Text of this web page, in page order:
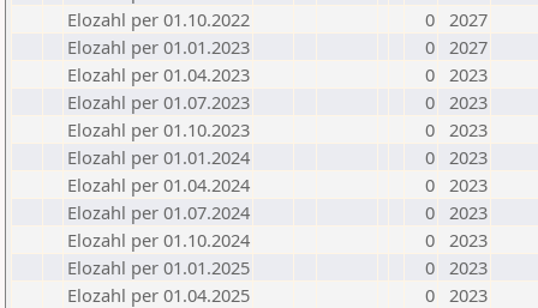
Elozahl per 01.10.2022
0 2027
Elozahl per 01.01.2023
0 2027
Elozahl per 01.04.2023
0 2023
Elozahl per 01.07.2023
0 2023
Elozahl per 01.10.2023
0 2023
Elozahl per 01.01.2024
0 2023
Elozahl per 01.04.2024
0 2023
Elozahl per 01.07.2024
0 2023
Elozahl per 01.10.2024
0 2023
Elozahl per 01.01.2025
0 2023
Elozahl per 01.04.2025
0 2023